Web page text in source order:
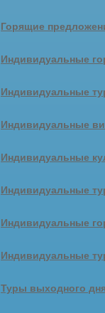
Горящие
Индивидуальные
Индивидуальные
Индивидуальные
Индивидуальные
Индивидуальные
Индивидуальные
Индивидуальные
Туры выходного